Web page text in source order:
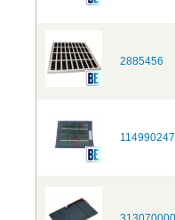
2885456
114990247